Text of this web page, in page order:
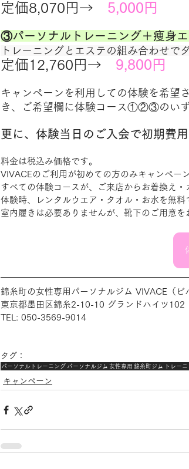
定価8,070円→ 5,000円
③パーソナルトレーニング＋痩身
トレーニングとエステの組み合わせで
定価12,760円→ 9,800円
キャンペーンを利用しての体験を希望
き、ご希望欄に体験コース①②③のいず
更に、体験当日のご入会で初期費
料金は税込み価格です。
VIVACEのご利用が初めての方のみキャンペー
すべての体験コースが、ご来店からお着換え
体験時、レンタルウエア・タオル・お水を無料
室内履きは必要ありませんが、靴下のご用意を
錦糸町の女性専用パーソナルジム VIVACE（ビ
東京都墨田区錦糸2-10-10 ​グランドハイツ102
TEL: 050-3569-9014
タグ：
パーソナルトレーニング パーソナルジム 女性専用 錦糸町ジム トレー
キャンペーン